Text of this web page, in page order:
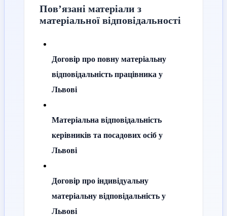
Пов’язані матеріали з
матеріальної відповідальності
Договір про повну матеріальну
відповідальність працівника у
Львові
Матеріальна відповідальність
керівників та посадових осіб у
Львові
Договір про індивідуальну
матеріальну відповідальність у
Львові